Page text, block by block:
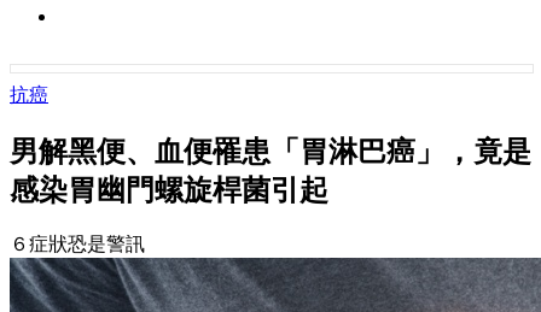
抗癌
男解黑便、血便罹患「胃淋巴癌」，竟是
感染胃幽門螺旋桿菌引起
６症狀恐是警訊